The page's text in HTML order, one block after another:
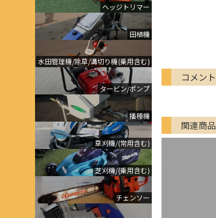
ヘッジトリマー
田植機
水田管理機/除草/溝切り機(乗用含む)
タービン/ポンプ
播種機
草刈機/(常用含む)
芝刈機/(乗用含む)
チェンソー
コメント
関連商品